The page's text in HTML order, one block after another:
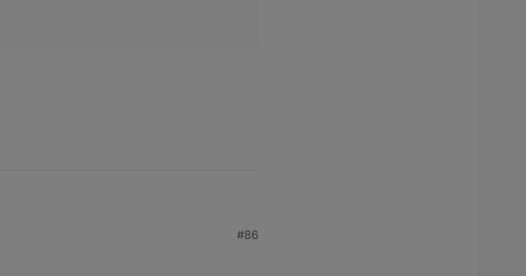
das im Fully nicht klappt?
#86